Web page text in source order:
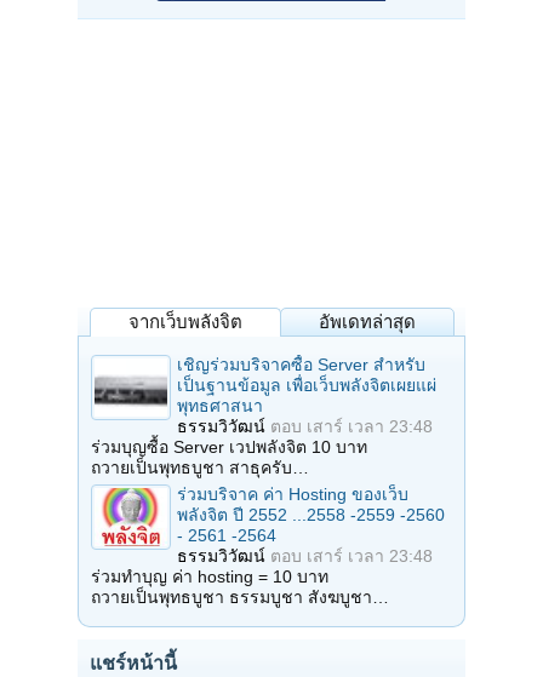
จากเว็บพลังจิต อัพเดทล่าสุด
เชิญร่วมบริจาคซื้อ Server สำหรับ
เป็นฐานข้อมูล เพื่อเว็บพลังจิตเผยแผ่
พุทธศาสนา
ธรรมวิวัฒน์ ตอบ เสาร์ เวลา 23:48
ร่วมบุญซื้อ Server เวปพลังจิต 10 บาท
ถวายเป็นพุทธบูชา สาธุครับ…
ร่วมบริจาค ค่า Hosting ของเว็บ
พลังจิต ปี 2552 ...2558 -2559 -2560
- 2561 -2564
ธรรมวิวัฒน์ ตอบ เสาร์ เวลา 23:48
ร่วมทำบุญ ค่า hosting = 10 บาท
ถวายเป็นพุทธบูชา ธรรมบูชา สังฆบูชา…
แชร์หน้านี้